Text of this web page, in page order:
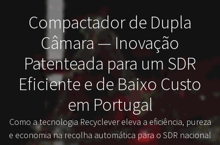
Compactador de Dupla
Câmara — Inovação
Patenteada para um SDR
Eficiente e de Baixo Custo
em Portugal
Como a tecnologia Recyclever eleva a eficiência, pureza
e economia na recolha automática para o SDR nacional